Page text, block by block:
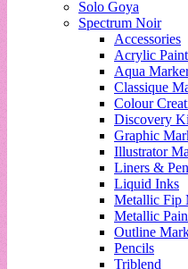
Solo Goya
Spectrum Noir
Accessories
Acrylic
Aqua
Classique
Colour
Discovery
Graphic
Illustrator
Liners &
Liquid Inks
Metallic Fip
Metallic
Outline
Pencils
Triblend